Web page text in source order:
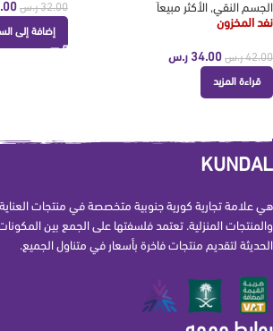
الجسم النقي, الأكثر مبيعاَ
نفد المخزون
42.00 ر.س 34.00 ر.س
قراءة المزيد
32.00 ر.س
إضافة إلى
KUNDAL
هي علامة تجارية كورية جنوبية متخصصة في منتجات
والمنتجات المنزلية. تعتمد فلسفتها على الجمع بين المكونات
الحديثة لتقديم منتجات فاخرة بأسعار في متناول الجميع.